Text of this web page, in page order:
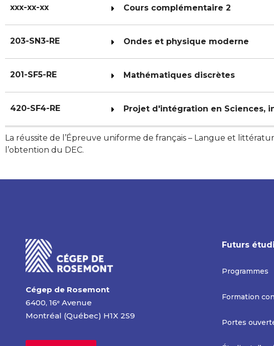
xxx-xx-xx Cours complémentaire 2
203-SN3-RE Ondes et physique moderne
201-SF5-RE Mathématiques discrètes
420-SF4-RE Projet d'intégration en Sciences,
La réussite de l’Épreuve uniforme de français – Langue et
l’obtention du DEC.
Cégep de Rosemont
6400, 16e Avenue
Montréal (Québec) H1X 2S9
Futurs
Programmes
Formation
Portes